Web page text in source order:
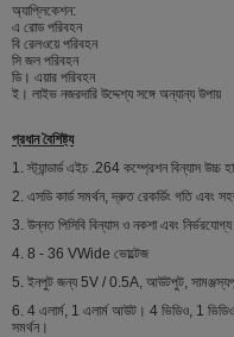
অ্যাপ্লিকেশন:
এ রোড পরিবহন
বি রেলওয়ে পরিবহন
সি জল পরিবহন
ডি। এয়ার পরিবহন
ই। লাইভ নজরদারি উদ্দেশ্য সঙ্গে অন্যান্য উপায়
প্রধান বৈশিষ্ট্য
1. স্ট্যান্ডার্ড এইচ .264 কম্প্রেশন বিন্যাস উচ্চ
2. এসডি কার্ড সমর্থন, দ্রুত রেকর্ডিং গতি এবং
3. উন্নত পিসিবি বিন্যাস ও নকশা এবং
4. 8 - 36 VWide ভোল্টেজ
5. ইনপুট জন্য 5V / 0.5A, আউটপুট,
6. 4 এলার্ম, 1 এলার্ম আউট। 4 ভিডিও, 1
সমর্থন।